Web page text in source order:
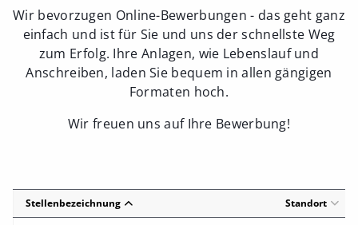
Wir bevorzugen Online-Bewerbungen - das geht ganz
einfach und ist für Sie und uns der schnellste Weg
zum Erfolg. Ihre Anlagen, wie Lebenslauf und
Anschreiben, laden Sie bequem in allen gängigen
Formaten hoch.
Wir freuen uns auf Ihre Bewerbung!
Stellenbezeichnung Standort